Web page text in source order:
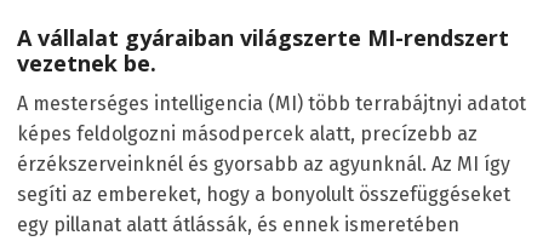
A vállalat gyáraiban világszerte MI-rendszert
vezetnek be.
A mesterséges intelligencia (MI) több terrabájtnyi adatot
képes feldolgozni másodpercek alatt, precízebb az
érzékszerveinknél és gyorsabb az agyunknál. Az MI így
segíti az embereket, hogy a bonyolult összefüggéseket
egy pillanat alatt átlássák, és ennek ismeretében